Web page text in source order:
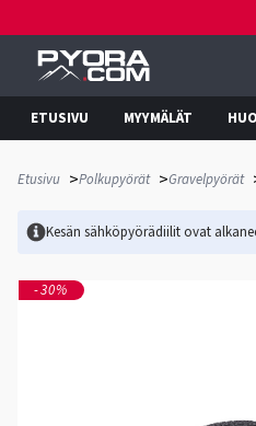
ETUSIVU MYYMÄLÄT
Etusivu >Polkupyörät >Gravelpyörät
Kesän sähköpyörädiilit ovat
-30%